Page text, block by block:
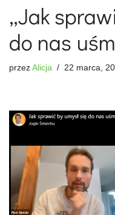
„Jak
do nas
przez Alicja 22 marca,